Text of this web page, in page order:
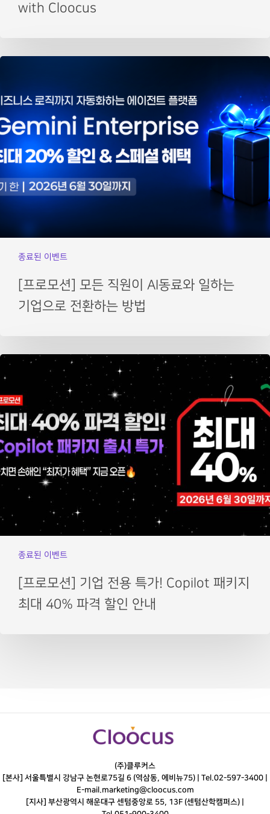
with Cloocus
종료된 이벤트
[프로모션] 모든 직원이 AI동료와 일하는
기업으로 전환하는 방법
종료된 이벤트
[프로모션] 기업 전용 특가! Copilot 패키지
최대 40% 파격 할인 안내
(주)클루커스
[본사] 서울특별시 강남구 논현로75길 6 (역삼동, 에비뉴75) | Tel.02-597-3400
E-mail.marketing@cloocus.com
[지사] 부산광역시 해운대구 센텀중앙로 55, 13F (센텀산학캠퍼스) |